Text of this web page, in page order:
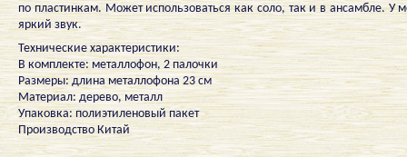
по пластинкам. Может использоваться как соло, так и в ансамбле. У
яркий звук.
Технические характеристики:
В комплекте: металлофон, 2 палочки
Размеры: длина металлофона 23 см
Материал: дерево, металл
Упаковка: полиэтиленовый пакет
Производство Китай